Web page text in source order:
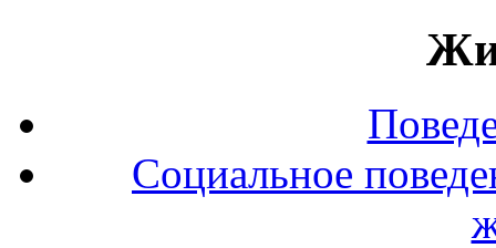
Социальное